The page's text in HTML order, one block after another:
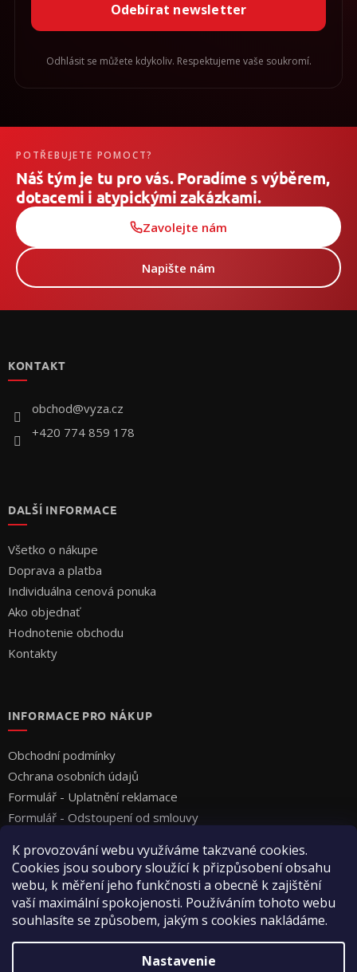
K provozování webu využíváme takzvané cookies.
Cookies jsou soubory sloužící k přizpůsobení obsahu
webu, k měření jeho funkčnosti a obecně k zajištění
vaší maximální spokojenosti. Používáním tohoto webu
souhlasíte se způsobem, jakým s cookies nakládáme.
Nastavenie
Odebírat newsletter
Odhlásit se můžete kdykoliv. Respektujeme vaše soukromí.
POTŘEBUJETE POMOCT?
Náš tým je tu pro vás. Poradíme s výběrem,
dotacemi i atypickými zakázkami.
Zavolejte nám
Napište nám
KONTAKT
obchod@vyza.cz
+420 774 859 178
DALŠÍ INFORMACE
Všetko o nákupe
Doprava a platba
Individuálna cenová ponuka
Ako objednať
Hodnotenie obchodu
Kontakty
INFORMACE PRO NÁKUP
Obchodní podmínky
Ochrana osobních údajů
Formulář - Uplatnění reklamace
Formulář - Odstoupení od smlouvy
Vytvoril Shoptet